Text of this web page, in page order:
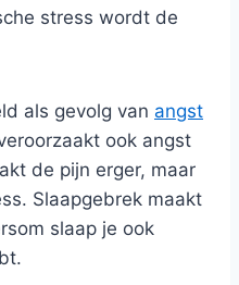
stress wordt de
als gevolg van angst
ook angst
de pijn erger, maar
Slaapgebrek maakt
slaap je ook